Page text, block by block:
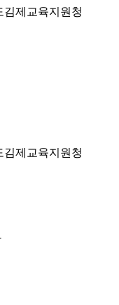
제교육지원청
제교육지원청